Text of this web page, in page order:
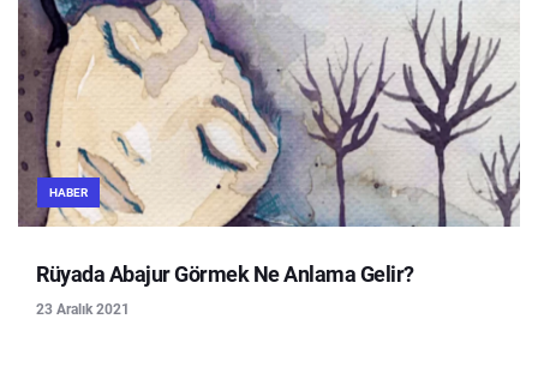
HABER
Rüyada Abajur Görmek Ne Anlama Gelir?
23 Aralık 2021